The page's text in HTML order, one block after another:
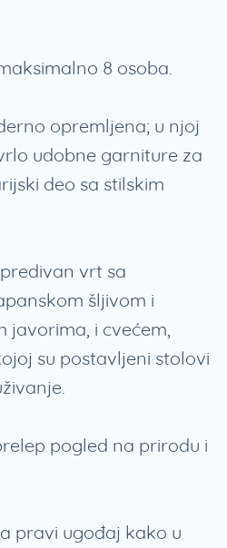
8 osoba.
opremljena; u njoj
udobne garniture za
deo sa stilskim
vrt sa
šljivom i
javorima, i cvećem,
su postavljeni stolovi
pogled na prirodu i
pravi ugođaj kako u